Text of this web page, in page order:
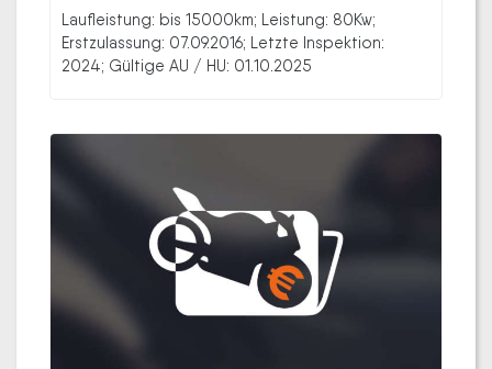
Laufleistung: bis 15000km; Leistung: 80Kw;
Erstzulassung: 07.09.2016; Letzte Inspektion:
2024; Gültige AU / HU: 01.10.2025